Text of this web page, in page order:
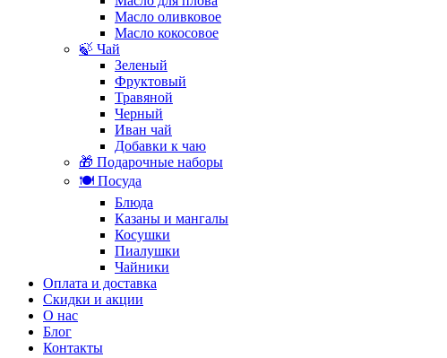
Масло оливковое
Масло кокосовое
🍃 Чай
Зеленый
Фруктовый
Травяной
Черный
Иван чай
Добавки к чаю
🎁 Подарочные наборы
🍽️ Посуда
Блюда
Казаны и мангалы
Косушки
Пиалушки
Чайники
Оплата и доставка
Скидки и акции
О нас
Блог
Контакты